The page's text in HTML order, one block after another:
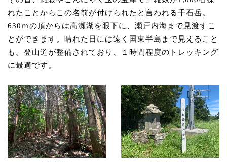
れたことからこの名前が付けられたと言われる千石岳。
630ｍの頂からは高瀬湖を眼下に、瀬戸内海まで見渡すこ
とができます。晴れた日には遠く国東半島まで見えること
も。登山道が整備されており、１時間程度のトレッキング
に最適です。